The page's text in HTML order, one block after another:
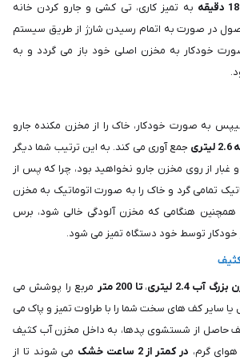
به تمیز کاری، تی کشی و جارو کردن خانه
در صورت به اتمام رسیدن شارژ از طریق سیستم
خودکار به مخزن اصلی خود باز می گردد و به
به صورت خودکار، خاک را از مخزن مکنده جارو
جمع آوری می کند. به این ترتیب شما دیگر
غبار از روی مخزن جارو نخواهید بود، چرا که پس از
تمامی گرد و خاک را به صورت اتوماتیک به مخزن
همچنین هنگامی که مخزن آلودگی خالی شود، برس
توسط خود دستگاه تمیز می شود.
آب 2.4 لیتری ، تا 200 متر
مربع را پوشش می
سایر کف های سخت شما را با طراوت تمیز و پاک می
حاصل از شستشوی پدها، به داخل مخزن آب کثیف
گرم، در کمتر از 2 ساعت خشک
می شوند تا از